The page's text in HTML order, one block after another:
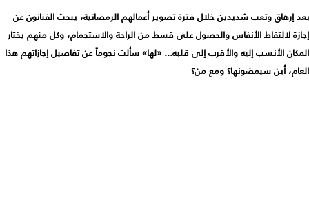
بعد إرهاق وتعب شديدين خلال فترة تصوير أعمالهم الرمضانية، يبحث الفنانون عن
إجازة لالتقاط الأنفاس والحصول على قسط من الراحة والاستجمام، وكل منهم يختار
المكان الأنسب إليه والأقرب إلى قلبه... «لها» سألت نجوماً عن تفاصيل إجازاتهم هذا
العام، أين سيمضونها؟ ومع من؟